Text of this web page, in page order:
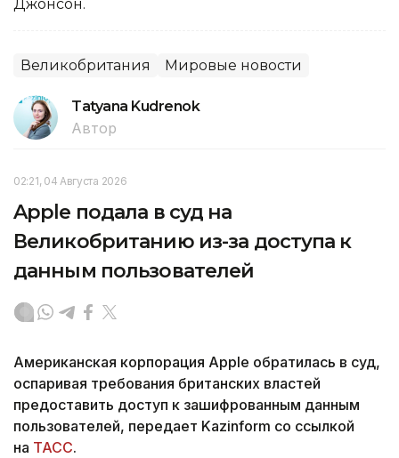
Джонсон.
Великобритания Мировые новости
Tatyana Kudrenok
Автор
02:21, 04 Августа 2026
Apple подала в суд на
Великобританию из-за доступа к
данным пользователей
Американская корпорация Apple обратилась в суд,
оспаривая требования британских властей
предоставить доступ к зашифрованным данным
пользователей, передает Kazinform со ссылкой
на ТАСС.